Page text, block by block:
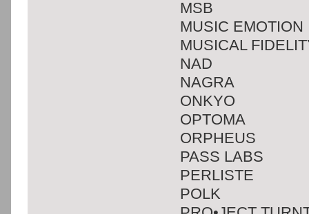
MSB
MUSIC EMOTION
MUSICAL
NAD
NAGRA
ONKYO
OPTOMA
ORPHEUS
PASS LABS
PERLISTE
POLK